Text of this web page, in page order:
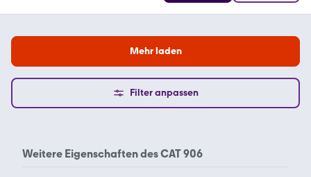
Mehr laden
Filter anpassen
Weitere Eigenschaften desCAT 906